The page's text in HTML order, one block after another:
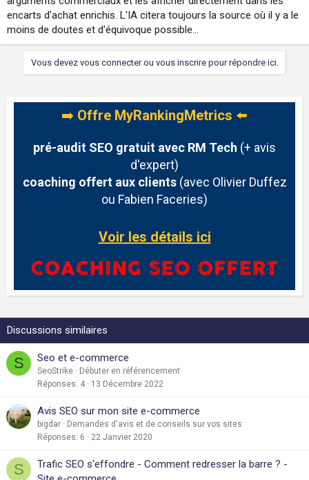
encarts d'achat enrichis. L'IA citera toujours la source où il y a le
moins de doutes et d'équivoque possible...
Vous devez vous connecter ou vous inscrire pour répondre ici.
➡️ Offre MyRankingMetrics ⬅️
pré-audit SEO gratuit avec RM Tech (+ avis
d'expert)
coaching offert aux clients(avec Olivier Duffez
ou Fabien Faceries)
Voir les détails ici
Discussions similaires
S Seo et e-commerce
SeoStrike
Débuter en référencement
Réponses 4 13 Décembre 2022
Avis SEO sur mon site e-commerce
bigdar
Demandes d'avis et de conseils sur vos sites
Réponses 6 22 Janvier 2020
S
Trafic SEO s'effondre - Comment redresser la barre ? -